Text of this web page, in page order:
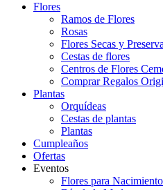
Flores
Ramos de Flores
Rosas
Flores Secas y
Cestas de flores
Centros de Flores
Comprar Regalos
Plantas
Orquídeas
Cestas de plantas
Plantas
Cumpleaños
Ofertas
Eventos
Flores para